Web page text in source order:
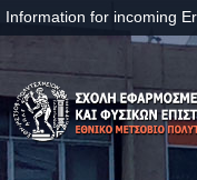
Information for incoming